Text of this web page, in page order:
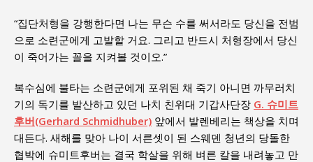
“집단처형을 강행한다면 나는 무슨 수를 써서라도 당신을 전범
으로 소련군에게 고발할 거요. 그리고 반드시 처형장에서 당신
이 죽어가는 꼴을 지켜볼 것이오.”
복수심에 불타는 소련군에게 포위된 채 죽기 아니면 까무러치
기의 독기를 발산하고 있던 나치 친위대 기갑사단장 G. 슈미트
후버(Gerhard Schmidhuber) 앞에서 발렌베리는 책상을 치며
대든다. 새해를 맞아 나이 서른셋이 된 스웨덴 청년의 당돌한
협박에 슈미트후버는 결국 학살을 위해 벼른 칼을 내려놓고 만